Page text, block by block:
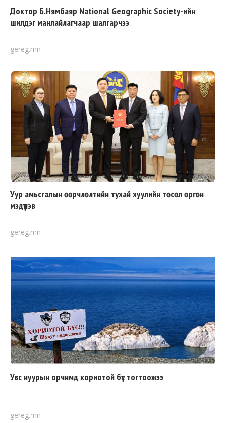
Доктор Б.Нямбаяр National Geographic Society-ийн
шилдэг манлайлагчаар шалгарчээ
gereg.mn
Уур амьсгалын өөрчлөлтийн тухай хуулийн төсөл өргөн
мэдүүлэв
gereg.mn
Увс нуурын орчимд хориотой бүс тогтоожээ
gereg.mn